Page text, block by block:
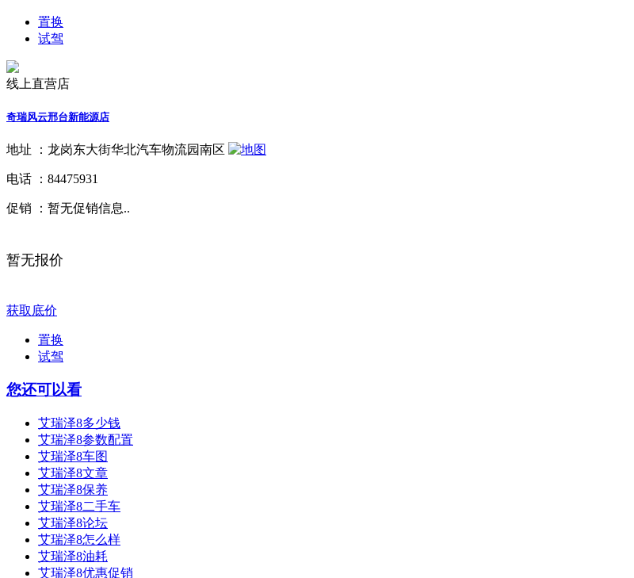
置换
试驾
线上直营店
奇瑞风云邢台新能源店
地址 ： 龙岗东大街华北汽车物流园南区
电话 ： 84475931
促销 ： 暂无促销信息..
暂无报价
获取底价
置换
试驾
您还可以看
艾瑞泽8多少钱
艾瑞泽8参数配置
艾瑞泽8车图
艾瑞泽8文章
艾瑞泽8保养
艾瑞泽8二手车
艾瑞泽8论坛
艾瑞泽8怎么样
艾瑞泽8油耗
艾瑞泽8优惠促销